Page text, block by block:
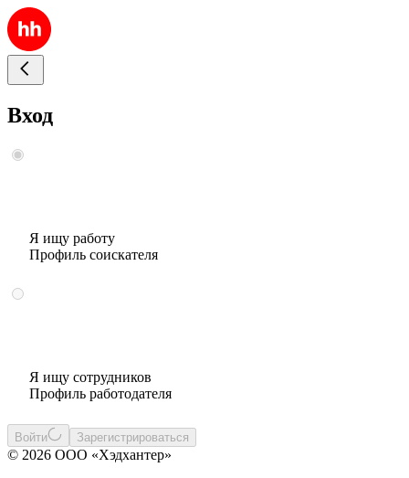
Вход
Я ищу работу
Профиль соискателя
Я ищу сотрудников
Профиль работодателя
Войти Зарегистрироваться
© 2026 ООО «Хэдхантер»